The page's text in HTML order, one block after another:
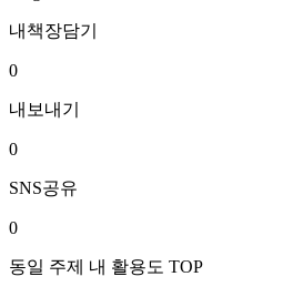
내책장담기
0
내보내기
0
SNS공유
0
동일 주제 내 활용도 TOP